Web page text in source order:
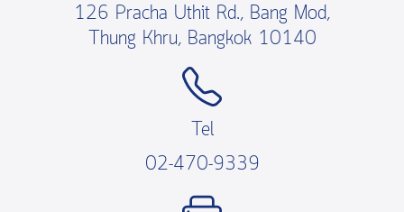
126 Pracha Uthit Rd., Bang Mod,
Thung Khru, Bangkok 10140
Tel
02-470-9339